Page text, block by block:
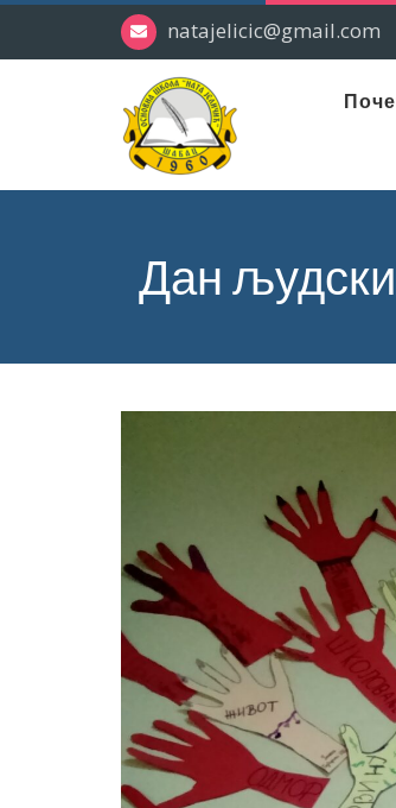
natajelicic@gmail.com
Дан